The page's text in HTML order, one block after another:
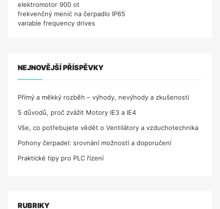
elektromotor 900 ot
frekvenčný menić na čerpadlo IP65
variable frequency drives
NEJNOVĚJŠÍ PŘÍSPĚVKY
Přímý a měkký rozběh – výhody, nevýhody a zkušenosti
5 důvodů, proč zvážit Motory IE3 a IE4
Vše, co potřebujete vědět o Ventilátory a vzduchotechnika
Pohony čerpadel: srovnání možností a doporučení
Praktické tipy pro PLC řízení
RUBRIKY